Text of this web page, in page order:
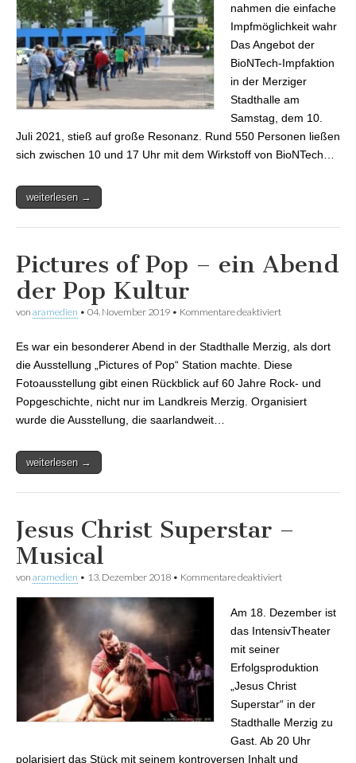
nahmen die einfache
Impfmöglichkeit wahr
Das Angebot der
BioNTech-Impfaktion
in der Merziger
Stadthalle am
Samstag, dem 10.
Juli 2021, stieß auf große Resonanz. Rund 550 Personen ließen
sich zwischen 10 und 17 Uhr mit dem Wirkstoff von BioNTech…
weiterlesen →
Pictures of Pop – ein Abend
der Pop Kultur
von aramedien • 04. November 2019 • Kommentare deaktiviert
Es war ein besonderer Abend in der Stadthalle Merzig, als dort
die Ausstellung „Pictures of Pop“ Station machte. Diese
Fotoausstellung gibt einen Rückblick auf 60 Jahre Rock- und
Popgeschichte, nicht nur im Landkreis Merzig. Organisiert
wurde die Ausstellung, die saarlandweit…
weiterlesen →
Jesus Christ Superstar –
Musical
von aramedien • 13. Dezember 2018 • Kommentare deaktiviert
Am 18. Dezember ist
das IntensivTheater
mit seiner
Erfolgsproduktion
„Jesus Christ
Superstar“ in der
Stadthalle Merzig zu
Gast. Ab 20 Uhr
polarisiert das Stück mit seinem kontroversen Inhalt und